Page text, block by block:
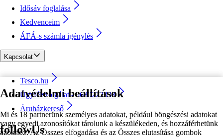
Adatvédelmi beállítások
Mi és 18 partnerünk személyes adatokat, például böngészési adatokat
vagy egyedi azonosítókat tárolunk a készülékeden, és hozzáférhetünk
azokhoz. Az Összes elfogadása és az Összes elutasítása gombok
Idősáv foglalása
Kedvenceim
ÁFÁ-s számla igénylés
Kapcsolat
Tesco.hu
Ügyfélszolgálat - 0680222333
Áruházkereső
followUs